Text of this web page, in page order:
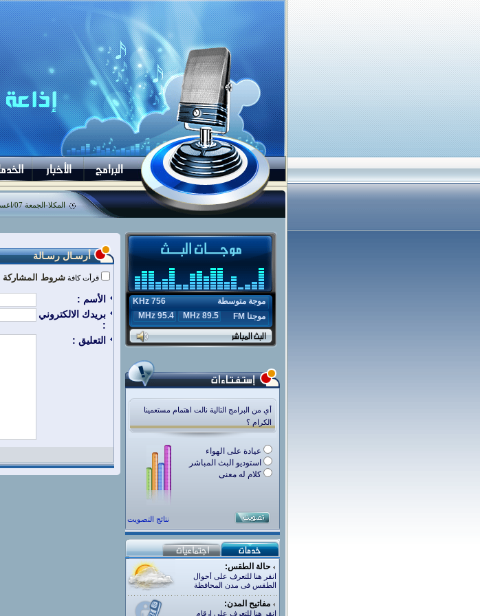
المكلا-الجمعة 07/اغسطس/2026
موجة متوسطة
756 KHz
موجتا FM
95.4 MHz 89.5 MHz
أي من البرامج التالية نالت اهتمام مستعمينا
الكرام ؟
عيادة على الهواء
استوديو البث المباشر
كلام له معنى
نتائج التصويت
حالة الطقس:
انقر هنا للتعرف على أحوال
الطقس فى مدن المحافظة
مفاتيح المدن:
انقر هنا للتعرف على ارقام
أرسـال رسـالة
قرأت كافة شروط المشاركة
الأسم :
بريدك الالكتروني
:
التعليق :